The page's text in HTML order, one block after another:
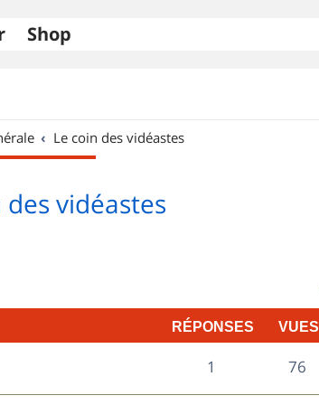
Shop
Le coin des vidéastes
des vidéastes
RÉPONSES VUES
1
é
76V
u